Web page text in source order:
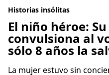
Historias insólitas
El niño héroe:
convulsiona al
sólo 8 años la
La mujer estuvo sin